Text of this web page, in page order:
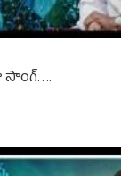
సాంగ్….